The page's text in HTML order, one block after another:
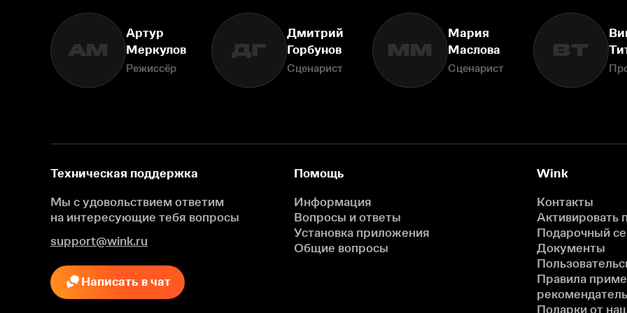
АМ
Артур
Меркулов
Режиссёр
ДГ
Дмитрий
Горбунов
Сценарист
ММ
Мария
Маслова
Сценарист
ВТ
Техническая поддержка
Мы с удовольствием ответим
на интересующие тебя вопросы
support@wink.ru
Написать в чат
Помощь
Информация
Вопросы и ответы
Установка приложения
Общие вопросы
Wink
Контакты
Активировать
Подарочный
Документы
Правила
Подарки от